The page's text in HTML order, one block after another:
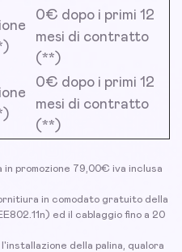
0€ dopo i primi 12
mesi di contratto
(**)
0€ dopo i primi 12
mesi di contratto
(**)
promozione 79,00€ iva inclusa
in comodato gratuito della
ed il cablaggio fino a 20
della palina, qualora